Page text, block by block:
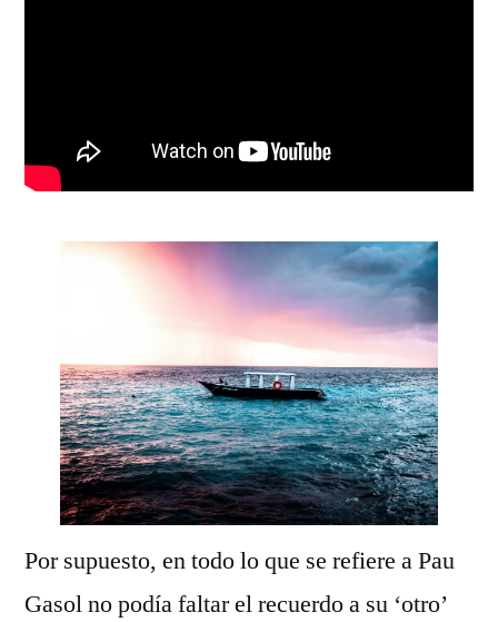
Por supuesto, en todo lo que se refiere a Pau
Gasol no podía faltar el recuerdo a su ‘otro’